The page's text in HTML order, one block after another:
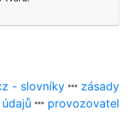
- slovníky
zásady
provozovatel